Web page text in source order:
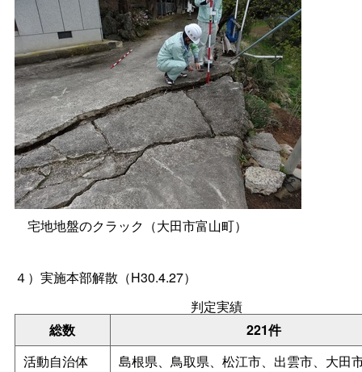
宅地地盤のクラック（大田市富山町）
４）実施本部解散（H30.4.27）
判定実績
総数
221件
活動自治体
島根県、鳥取県、松江市、出雲市、大田